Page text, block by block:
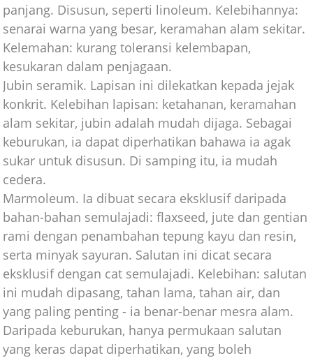
panjang. Disusun, seperti linoleum. Kelebihannya:
senarai warna yang besar, keramahan alam sekitar.
Kelemahan: kurang toleransi kelembapan,
kesukaran dalam penjagaan.
Jubin seramik. Lapisan ini dilekatkan kepada jejak
konkrit. Kelebihan lapisan: ketahanan, keramahan
alam sekitar, jubin adalah mudah dijaga. Sebagai
keburukan, ia dapat diperhatikan bahawa ia agak
sukar untuk disusun. Di samping itu, ia mudah
cedera.
Marmoleum. Ia dibuat secara eksklusif daripada
bahan-bahan semulajadi: flaxseed, jute dan gentian
rami dengan penambahan tepung kayu dan resin,
serta minyak sayuran. Salutan ini dicat secara
eksklusif dengan cat semulajadi. Kelebihan: salutan
ini mudah dipasang, tahan lama, tahan air, dan
yang paling penting - ia benar-benar mesra alam.
Daripada keburukan, hanya permukaan salutan
yang keras dapat diperhatikan, yang boleh